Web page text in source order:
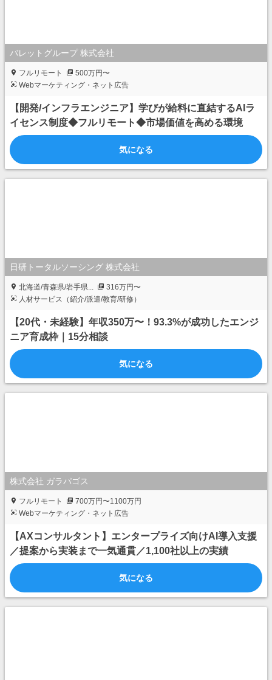
バレットグループ 株式会社
フルリモート
500万円〜
Webマーケティング・ネット広告
【開発/インフラエンジニア】学びが給料に直結するAIラ
イセンス制度◆フルリモート◆市場価値を高める環境
気になる
日研トータルソーシング 株式会社
北海道/青森県/岩手県...
316万円〜
人材サービス（紹介/派遣/教育/研修）
【20代・未経験】年収350万〜！93.3%が成功したエンジ
ニア育成枠｜15分相談
気になる
株式会社 ガラパゴス
フルリモート
700万円〜1100万円
Webマーケティング・ネット広告
【AXコンサルタント】エンタープライズ向けAI導入支援
／提案から実装まで一気通貫／1,100社以上の実績
気になる